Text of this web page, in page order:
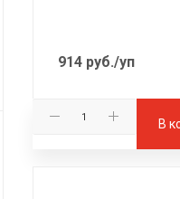
914 руб./уп
В